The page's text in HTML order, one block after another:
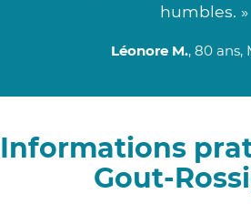
humbles. »
Léonore M., 80 ans,
Informations
Gout-